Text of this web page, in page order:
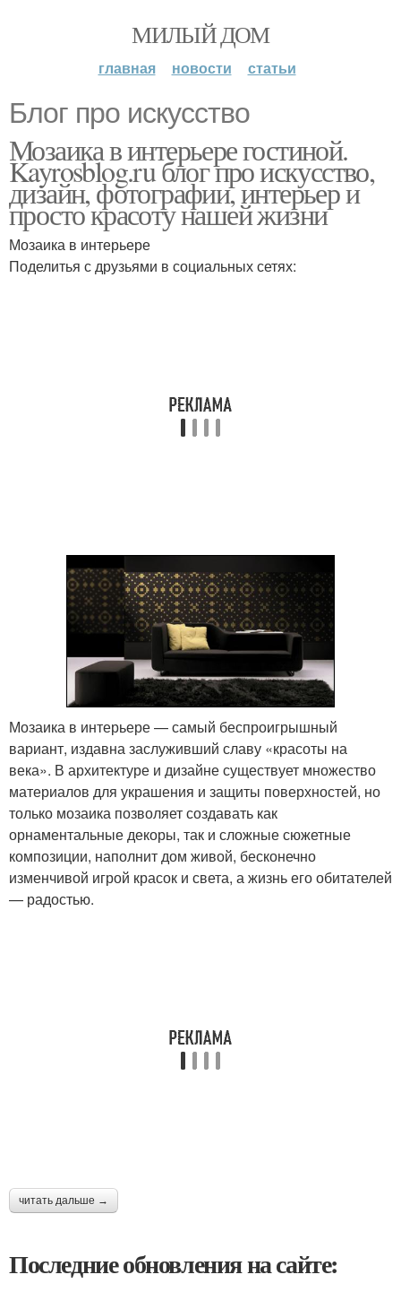
МИЛЫЙ ДОМ
главная новости статьи
Блог про искусство
Мозаика в интерьере гостиной.
Kayrosblog.ru блог про искусство,
дизайн, фотографии, интерьер и
просто красоту нашей жизни
Мозаика в интерьере
Поделитья с друзьями в социальных сетях:
Мозаика в интерьере — самый беспроигрышный
вариант, издавна заслуживший славу «красоты на
века». В архитектуре и дизайне существует множество
материалов для украшения и защиты поверхностей, но
только мозаика позволяет создавать как
орнаментальные декоры, так и сложные сюжетные
композиции, наполнит дом живой, бесконечно
изменчивой игрой красок и света, а жизнь его обитателей
— радостью.
читать дальше →
Последние обновления на сайте: